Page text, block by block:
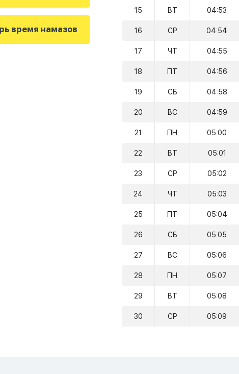
время намазов
15 ВТ 04:53
16 СР 04:54
17 ЧТ 04:55
18 ПТ 04:56
19 СБ 04:58
20 ВС 04:59
21 ПН 05:00
22 ВТ 05:01
23 СР 05:02
24 ЧТ 05:03
25 ПТ 05:04
26 СБ 05:05
27 ВС 05:06
28 ПН 05:07
29 ВТ 05:08
30 СР 05:09